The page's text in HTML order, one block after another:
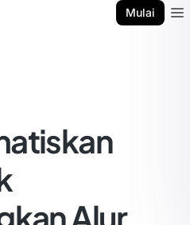
Mulai
Alur